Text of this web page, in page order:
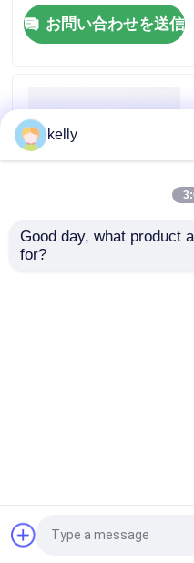
私達に連絡しなさい
場合
金属プレスは死ぬ
固定子の中心のラミネ
お問い合わせを送信
銅 接続 端末: 電力 シス
Xiamen METS
kelly
Good day, what product
for?